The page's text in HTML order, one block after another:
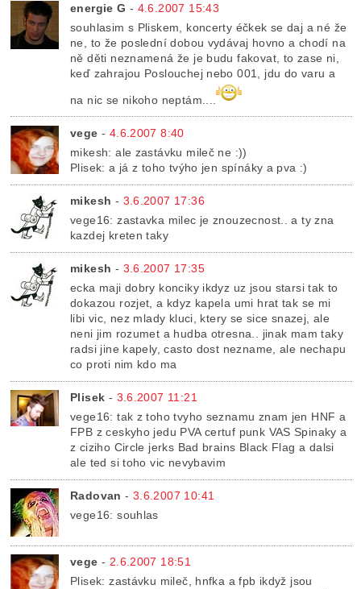
energie G - 4.6.2007 15:43
souhlasim s Pliskem, koncerty éčkek se daj a né že
ne, to že poslední dobou vydávaj hovno a chodí na
ně děti neznamená že je budu fakovat, to zase ni,
keď zahrajou Poslouchej nebo 001, jdu do varu a
na nic se nikoho neptám....
vege - 4.6.2007 8:40
mikesh: ale zastávku mileč ne :))
Plisek: a já z toho tvýho jen spínáky a pva :)
mikesh - 3.6.2007 17:36
vege16: zastavka milec je znouzecnost.. a ty zna
kazdej kreten taky
mikesh - 3.6.2007 17:35
ecka maji dobry konciky ikdyz uz jsou starsi tak to
dokazou rozjet, a kdyz kapela umi hrat tak se mi
libi vic, nez mlady kluci, ktery se sice snazej, ale
neni jim rozumet a hudba otresna.. jinak mam taky
radsi jine kapely, casto dost nezname, ale nechapu
co proti nim kdo ma
Plisek - 3.6.2007 11:21
vege16: tak z toho tvyho seznamu znam jen HNF a
FPB z ceskyho jedu PVA certuf punk VAS Spinaky a
z ciziho Circle jerks Bad brains Black Flag a dalsi
ale ted si toho vic nevybavim
Radovan - 3.6.2007 10:41
vege16: souhlas
vege - 2.6.2007 18:51
Plisek: zastávku mileč, hnfka a fpb ikdyž jsou